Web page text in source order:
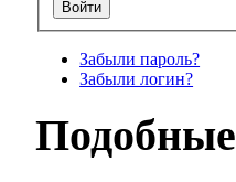
Забыли пароль?
Забыли логин?